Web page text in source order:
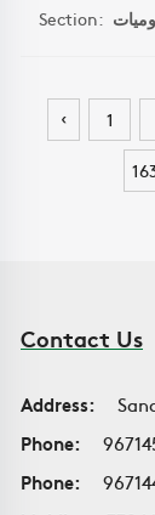
Section:
‹ 1
Contact Us
Address:
Phone:
Phone: